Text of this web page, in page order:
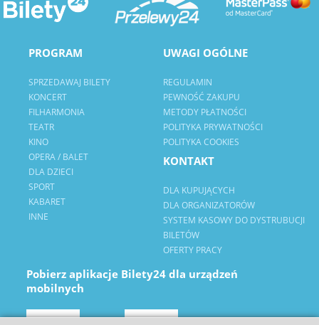
PROGRAM
SPRZEDAWAJ BILETY
KONCERT
FILHARMONIA
TEATR
KINO
OPERA / BALET
DLA DZIECI
SPORT
KABARET
INNE
UWAGI OGÓLNE
REGULAMIN
PEWNOŚĆ ZAKUPU
METODY PŁATNOŚCI
POLITYKA PRYWATNOŚCI
POLITYKA COOKIES
KONTAKT
DLA KUPUJĄCYCH
DLA ORGANIZATORÓW
SYSTEM KASOWY DO DYSTRUBUCJI
BILETÓW
OFERTY PRACY
Pobierz aplikacje Bilety24 dla urządzeń
mobilnych